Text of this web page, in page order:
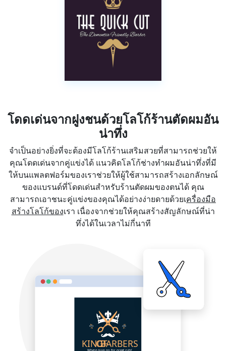
โดดเด่นจากฝูงชนด้วยโลโก้ร้านตัดผมอัน
น่าทึ่ง
จำเป็นอย่างยิ่งที่จะต้องมีโลโก้ร้านเสริมสวยที่สามารถช่วยให้
คุณโดดเด่นจากคู่แข่งได้ แนวคิดโลโก้ช่างทำผมอันน่าทึ่งที่มี
ให้บนแพลตฟอร์มของเราช่วยให้ผู้ใช้สามารถสร้างเอกลักษณ์
ของแบรนด์ที่โดดเด่นสำหรับร้านตัดผมของตนได้ คุณ
สามารถเอาชนะคู่แข่งของคุณได้อย่างง่ายดายด้วยเครื่องมือ
สร้างโลโก้ของเรา เนื่องจากช่วยให้คุณสร้างสัญลักษณ์ที่น่า
ทึ่งได้ในเวลาไม่กี่นาที